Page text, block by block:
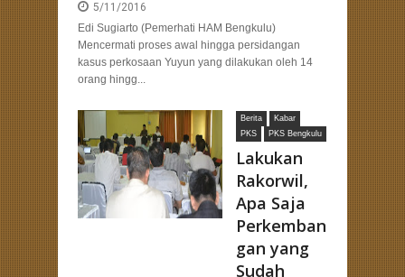
5/11/2016
Edi Sugiarto (Pemerhati HAM Bengkulu)
Mencermati proses awal hingga persidangan
kasus perkosaan Yuyun yang dilakukan oleh 14
orang hingg...
Berita
Kabar
PKS
PKS Bengkulu
Lakukan
Rakorwil,
Apa Saja
Perkemban
gan yang
Sudah